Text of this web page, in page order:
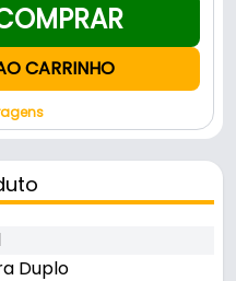
CARRINHO
Duplo